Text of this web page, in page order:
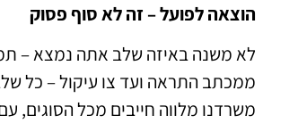
הוצאה לפועל – זה לא סוף פסוק
לא משנה באיזה שלב אתה נמצא –
ממכתב התראה ועד צו עיקול – כל
משרדנו מלווה חייבים מכל הסוגים,